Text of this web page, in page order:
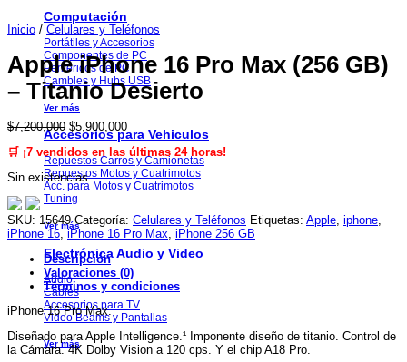
Computación
Portátiles y Accesorios
Componentes de PC
Periféricos de PC
Cambles y Hubs USB
Ver más
Accesorios para Vehiculos
Repuestos Carros y Camionetas
Repuestos Motos y Cuatrimotos
Acc. para Motos y Cuatrimotos
Tuning
Ver más
Electrónica Audio y Video
Audio
Cables
Accesorios para TV
Video Beams y Pantallas
Ver más
Inicio / Celulares y Teléfonos
Apple iPhone 16 Pro Max (256 GB)
– Titanio Desierto
$7,200,000 El
precio
original
era:
$7,200,000.
$5,900,000El
precio
actual
es:
$5,900,000.
🛒 ¡7 vendidos en las últimas 24 horas!
Sin existencias
SKU: 15649 Categoría: Celulares y Teléfonos Etiquetas: Apple iphone
iPhone 16,iPhone 16 Pro Max iPhone 256 GB
Descripción
Valoraciones (0)
Términos y condiciones
iPhone 16 Pro Max.
Diseñado para Apple Intelligence.¹ Imponente diseño de titanio. Control de
la Cámara. 4K Dolby Vision a 120 cps. Y el chip A18 Pro.